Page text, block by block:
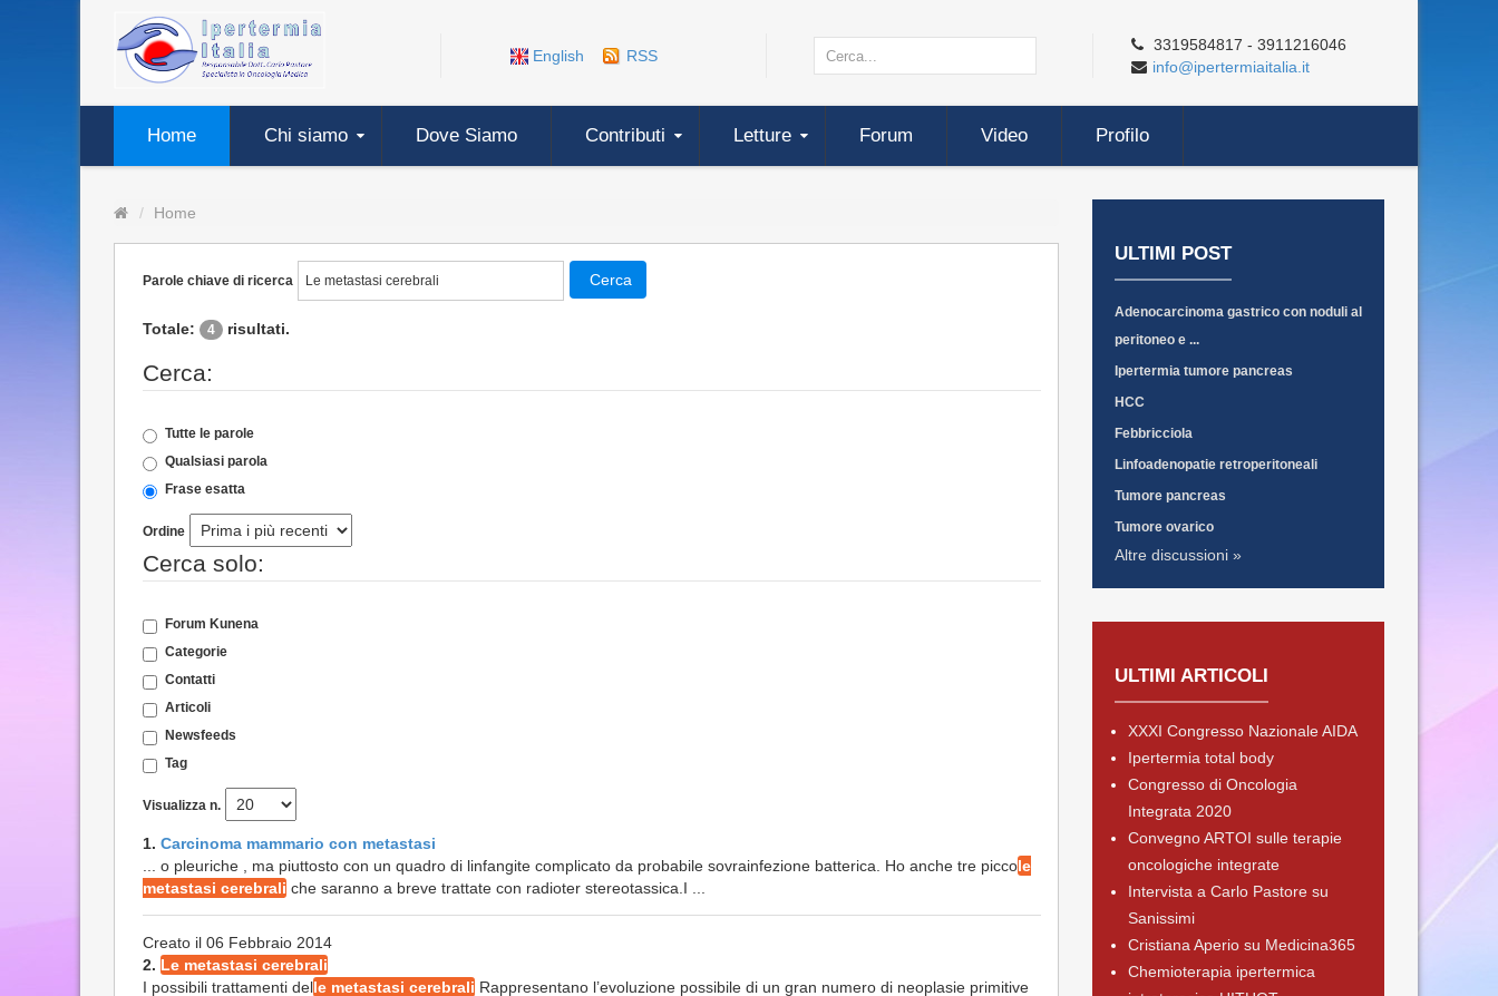
English RSS
3319584817 - 3911216046
info@ipertermiaitalia.it
Home Chi siamo Dove Siamo Contributi Letture Forum Video Profilo
Home
Parole chiave di ricerca Cerca
Totale: 4 risultati.
Cerca:
Tutte le parole
Qualsiasi parola
Frase esatta
Ordine
Cerca solo:
Forum Kunena
Categorie
Contatti
Articoli
Newsfeeds
Tag
Visualizza n.
1. Carcinoma mammario con metastasi
... o pleuriche , ma piuttosto con un quadro di linfangite complicato da probabile sovrainfezione batterica. Ho anche tre piccole
metastasi cerebrali che saranno a breve trattate con radioter stereotassica.I ...
Creato il 06 Febbraio 2014
2. Le metastasi cerebrali
I possibili trattamenti delle metastasi cerebrali Rappresentano l’evoluzione possibile di un gran numero di neoplasie primitive
ULTIMI POST
Adenocarcinoma gastrico con noduli al
peritoneo e ...
Ipertermia tumore pancreas
HCC
Febbricciola
Linfoadenopatie retroperitoneali
Tumore pancreas
Tumore ovarico
Altre discussioni »
ULTIMI ARTICOLI
XXXI Congresso Nazionale AIDA
Ipertermia total body
Congresso di Oncologia
Integrata 2020
Convegno ARTOI sulle terapie
oncologiche integrate
Intervista a Carlo Pastore su
Sanissimi
Cristiana Aperio su Medicina365
Chemioterapia ipertermica